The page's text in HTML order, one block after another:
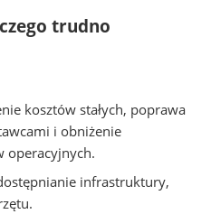
trudno
kosztów stałych, poprawa
i obniżenie
operacyjnych.
infrastruktury,